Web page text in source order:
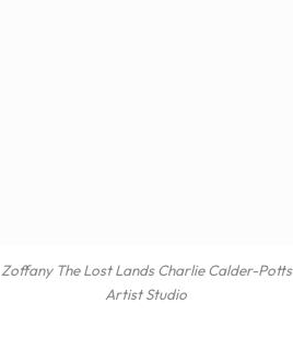
Zoffany The Lost Lands Charlie Calder-Potts
Artist Studio